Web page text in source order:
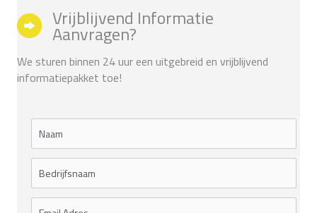
Vrijblijvend Informatie
Aanvragen?
We sturen binnen 24 uur een uitgebreid en vrijblijvend
informatiepakket toe!